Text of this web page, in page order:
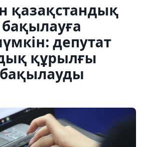
қазақстандық
депутат
құрылғы